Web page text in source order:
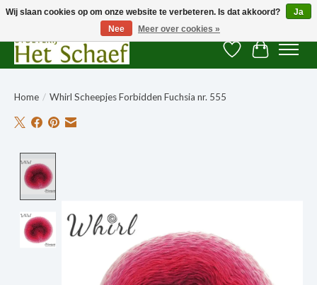
Verlanglijst
Home / Whirl Scheepjes Forbidden Fuchsia nr. 555
Wij slaan cookies op om onze website te verbeteren. Is dat akkoord?
Ja
Nee
Meer over cookies »